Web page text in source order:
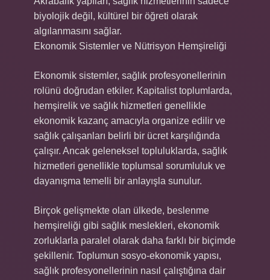
biyolojik değil, kültürel bir öğreti olarak
algılanmasını sağlar.
Ekonomik Sistemler ve Nütrisyon Hemşireliği
Ekonomik sistemler, sağlık profesyonellerinin
rolünü doğrudan etkiler. Kapitalist toplumlarda,
hemşirelik ve sağlık hizmetleri genellikle
ekonomik kazanç amacıyla organize edilir ve
sağlık çalışanları belirli bir ücret karşılığında
çalışır. Ancak geleneksel topluluklarda, sağlık
hizmetleri genellikle toplumsal sorumluluk ve
dayanışma temelli bir anlayışla sunulur.
Birçok gelişmekte olan ülkede, beslenme
hemşireliği gibi sağlık meslekleri, ekonomik
zorluklarla paralel olarak daha farklı bir biçimde
şekillenir. Toplumun sosyo-ekonomik yapısı,
sağlık profesyonellerinin nasıl çalıştığına dair